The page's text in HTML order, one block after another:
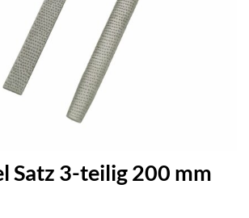
Satz 3-teilig 200 mm